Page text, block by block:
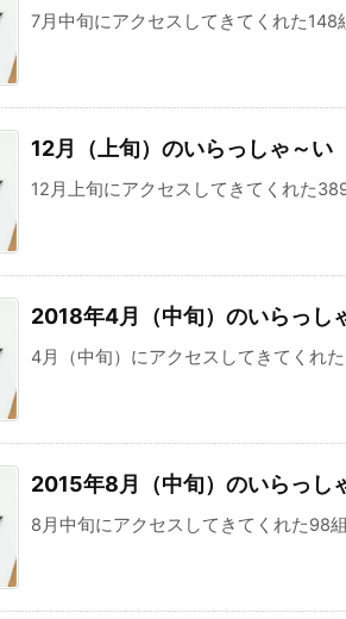
7月中旬にアクセスしてきてくれた
12月（上旬）のいらっしゃ～い
12月上旬にアクセスしてきてくれた
2018年4月（中旬）のいらっし
4月（中旬）にアクセスしてきてくれ
2015年8月（中旬）のいらっし
8月中旬にアクセスしてきてくれた98